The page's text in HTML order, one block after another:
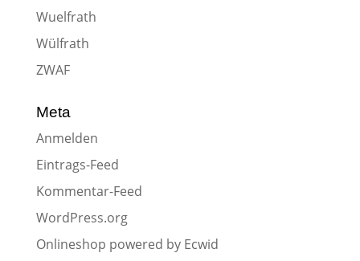
Wuelfrath
Wülfrath
ZWAF
Meta
Anmelden
Eintrags-Feed
Kommentar-Feed
WordPress.org
Onlineshop powered by Ecwid